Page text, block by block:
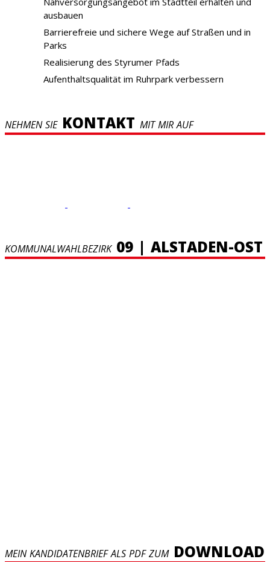
ausbauen
Barrierefreie und sichere Wege auf Straßen und in
Parks
Realisierung des Styrumer Pfads
Aufenthaltsqualität im Ruhrpark verbessern
NEHMEN SIEKONTAKT MIT MIR AUF
KOMMUNALWAHLBEZIRK09 | ALSTADEN-OST
MEIN KANDIDATENBRIEF ALS PDF ZUMDOWNLOAD